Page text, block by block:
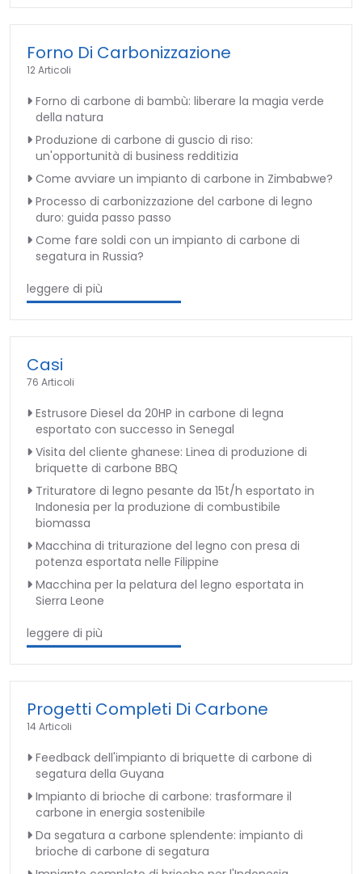
Forno Di Carbonizzazione
12 Articoli
Forno di carbone di bambù: liberare la magia verde
della natura
Produzione di carbone di guscio di riso:
un'opportunità di business redditizia
Come avviare un impianto di carbone in Zimbabwe?
Processo di carbonizzazione del carbone di legno
duro: guida passo passo
Come fare soldi con un impianto di carbone di
segatura in Russia?
leggere di più
Casi
76 Articoli
Estrusore Diesel da 20HP in carbone di legna
esportato con successo in Senegal
Visita del cliente ghanese: Linea di produzione di
briquette di carbone BBQ
Trituratore di legno pesante da 15t/h esportato in
Indonesia per la produzione di combustibile
biomassa
Macchina di triturazione del legno con presa di
potenza esportata nelle Filippine
Macchina per la pelatura del legno esportata in
Sierra Leone
leggere di più
Progetti Completi Di Carbone
14 Articoli
Feedback dell'impianto di briquette di carbone di
segatura della Guyana
Impianto di brioche di carbone: trasformare il
carbone in energia sostenibile
Da segatura a carbone splendente: impianto di
brioche di carbone di segatura